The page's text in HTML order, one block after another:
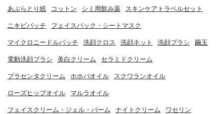
あぶらとり紙 コットン シミ用飲み薬 スキンケアトラベルセット
ニキビパッチ フェイスパック・シートマスク
マイクロニードルパッチ 洗顔クロス 洗顔ネット 洗顔ブラシ 繭玉
電動洗顔ブラシ 美白クリーム セラミドクリーム
プラセンタクリーム ホホバオイル スクワランオイル
ローズヒップオイル マルラオイル
フェイスクリーム・ジェル・バーム ナイトクリーム ワセリン